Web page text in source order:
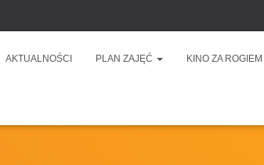
AKTUALNOŚCI PLAN ZAJĘĆ KINO ZA ROGIEM